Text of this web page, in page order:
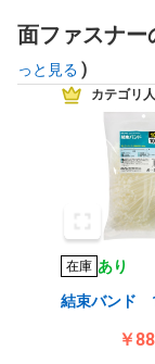
面ファスナ
っと見る )
カテゴリ
在庫 あり
結束バンド
￥